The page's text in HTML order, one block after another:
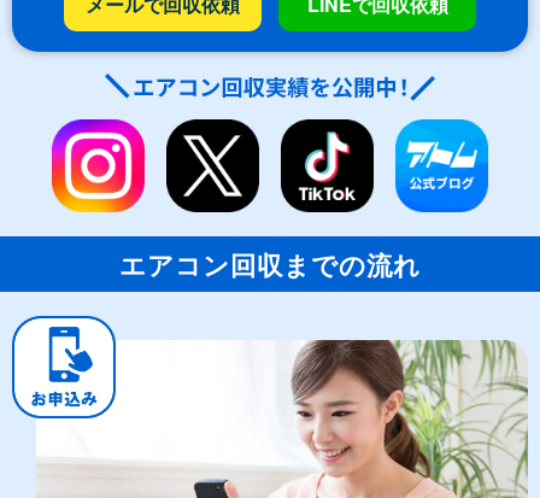
エアコン回収までの流れ